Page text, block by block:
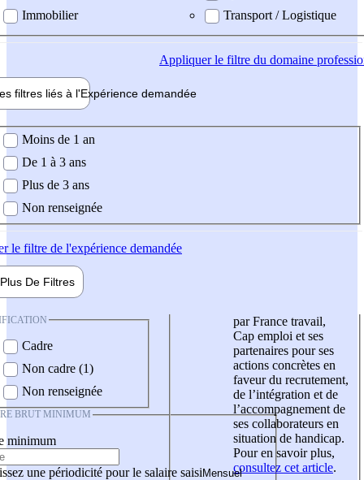
Immobilier
Transport / Logistique
Appliquerle filtre du domaine
filtres liés à l'Expérience demandée
demandée
Moins de 1 an
De 1 à 3 ans
Plus de 3 ans
Non renseignée
le filtre de l'expérience demandée
Plus De Filtres
Cadre
Non cadre (1)
Non renseignée
BRUT MINIMUM
minimum
une périodicité pour le salaire saisi
par France travail,
Cap emploi et ses
partenaires pour ses
actions concrètes en
faveur du recrutement,
de l’intégration et de
l’accompagnement de
ses collaborateurs en
situation de handicap.
Pour en savoir plus,
consultez cet article.